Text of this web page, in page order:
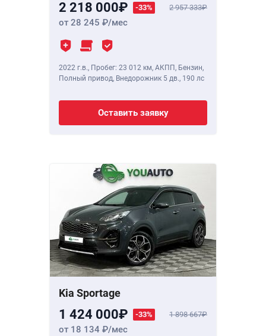
2 218 000 -33% 2 957 333
от 28 245 /мес
2022 г.в., Пробег: 23 012 км, АКПП, Бензин,
Полный привод, Внедорожник 5 дв., 190 лс
Оставить заявку
Kia Sportage
1 424 000 -33% 1 898 667
от 18 134 /мес